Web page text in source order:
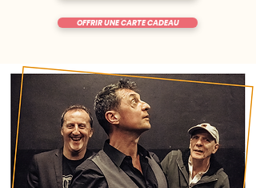
OFFRIR UNE CARTE CADEAU